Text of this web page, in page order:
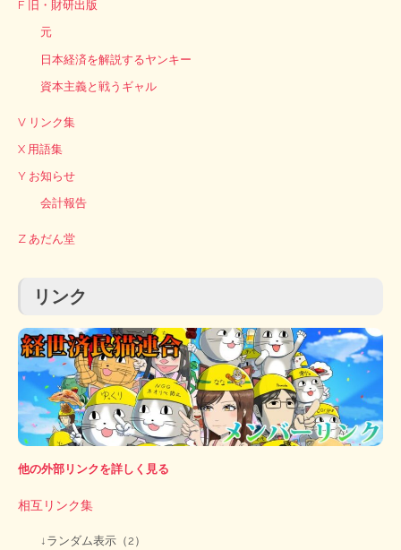
F 旧・財研出版
元
日本経済を解説するヤンキー
資本主義と戦うギャル
V リンク集
X 用語集
Y お知らせ
会計報告
Z あだん堂
リンク
他の外部リンクを詳しく見る
相互リンク集
↓ランダム表示（2）